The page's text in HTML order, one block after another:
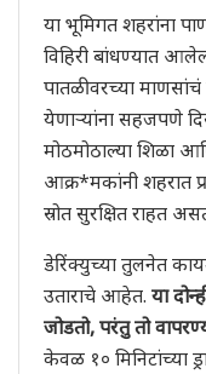
या भूमिगत शहरांना
विहिरी बांधण्यात
पातळीवरच्या
येणाऱ्यांना सहजपणे
मोठमोठाल्या शिळा
आक्र*मकांनी शहरात
स्रोत सुरक्षित राहत
डेरिंक्युच्या तुलनेत
उताराचे आहेत. या
जोडतो, परंतु तो
केवळ १० मिनिटांच्या